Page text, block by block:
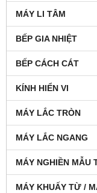
MÁY LI TÂM
BẾP GIA NHIỆT
BẾP CÁCH CÁT
KÍNH HIỂN VI
MÁY LẮC TRÒN
MÁY LẮC NGANG
MÁY NGHIỀN MẪU
MÁY KHUẤY TỪ /